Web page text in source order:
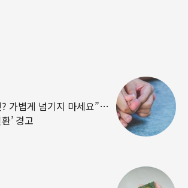
가볍게 넘기지 마세요”…
’ 경고